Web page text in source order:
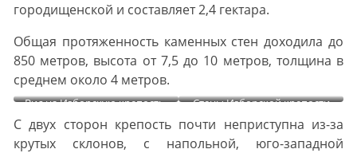
городищенской и составляет 2,4 гектара.
Общая протяженность каменных стен доходила до
850 метров, высота от 7,5 до 10 метров, толщина в
среднем около 4 метров.
Вид на Изборскую крепость. Стены Изборской крепости
С двух сторон крепость почти неприступна из-за
крутых склонов, с напольной, юго-западной